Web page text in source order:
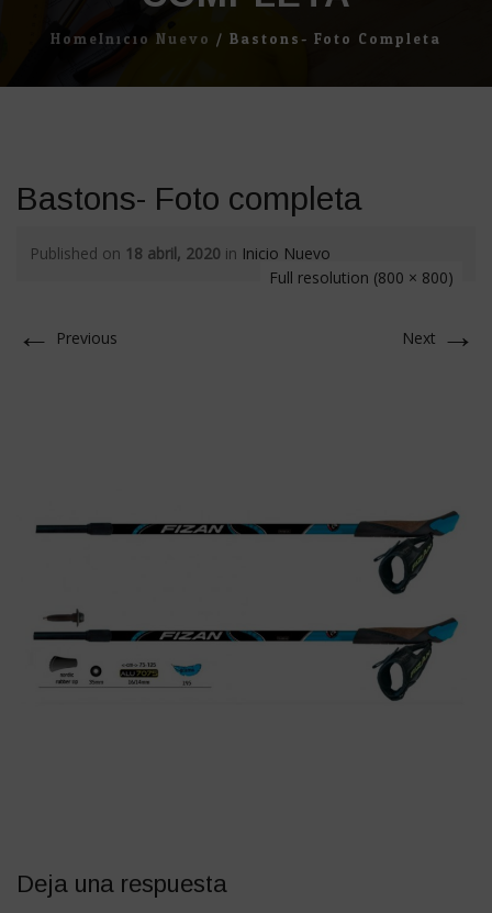
HomeInicio Nuevo / Bastons- Foto Completa
Bastons- Foto completa
Published on 18 abril, 2020 in Inicio Nuevo
Full resolution (800 × 800)
← Previous Next →
Deja una respuesta